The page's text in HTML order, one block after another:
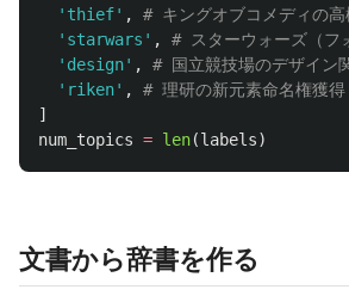
' thief' ,
' starwars ' ,
' design' ,
' riken' ,
]
num_topics = len(labels)
文書から辞書を作る